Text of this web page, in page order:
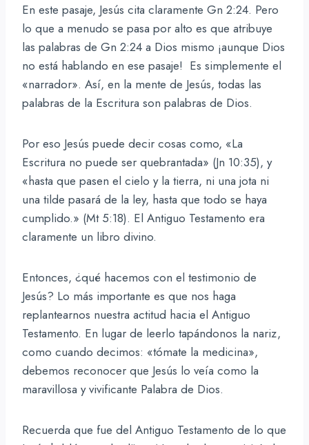
En este pasaje, Jesús cita claramente Gn 2:24. Pero
lo que a menudo se pasa por alto es que atribuye
las palabras de Gn 2:24 a Dios mismo ¡aunque Dios
no está hablando en ese pasaje! Es simplemente el
«narrador». Así, en la mente de Jesús, todas las
palabras de la Escritura son palabras de Dios.
Por eso Jesús puede decir cosas como, «La
Escritura no puede ser quebrantada» (Jn 10:35), y
«hasta que pasen el cielo y la tierra, ni una jota ni
una tilde pasará de la ley, hasta que todo se haya
cumplido.» (Mt 5:18). El Antiguo Testamento era
claramente un libro divino.
Entonces, ¿qué hacemos con el testimonio de
Jesús? Lo más importante es que nos haga
replantearnos nuestra actitud hacia el Antiguo
Testamento. En lugar de leerlo tapándonos la nariz,
como cuando decimos: «tómate la medicina»,
debemos reconocer que Jesús lo veía como la
maravillosa y vivificante Palabra de Dios.
Recuerda que fue del Antiguo Testamento de lo que